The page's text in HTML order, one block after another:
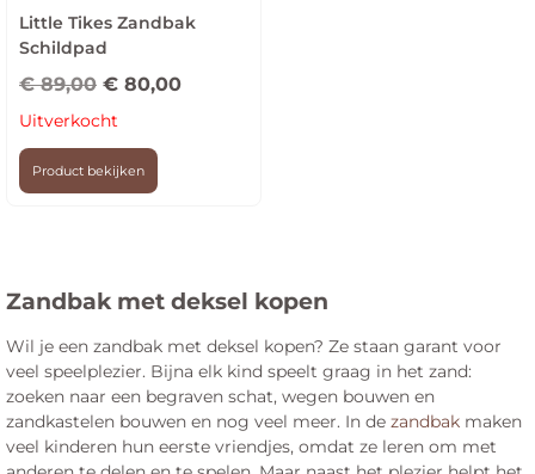
Little Tikes Zandbak
Schildpad
€89,00 € 80,00
Uitverkocht
Product bekijken
Zandbak met deksel kopen
Wil je een zandbak met deksel kopen? Ze staan garant voor
veel speelplezier. Bijna elk kind speelt graag in het zand:
zoeken naar een begraven schat, wegen bouwen en
zandkastelen bouwen en nog veel meer. In de zandbak maken
veel kinderen hun eerste vriendjes, omdat ze leren om met